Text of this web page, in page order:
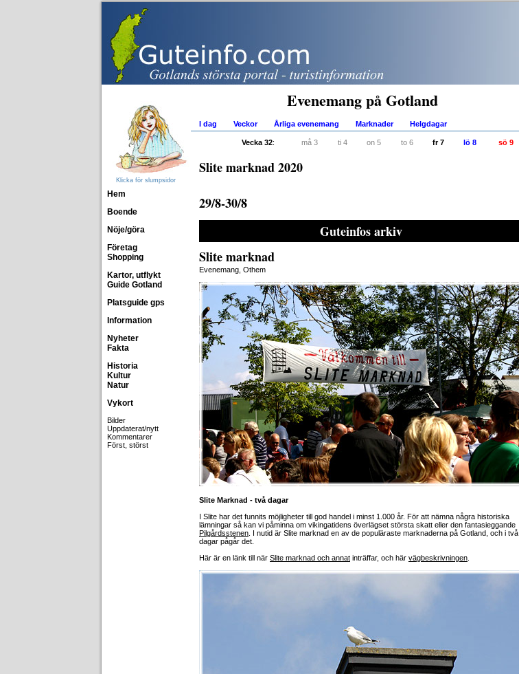
Klicka för slumpsidor
Hem
Boende
Nöje/göra
Företag
Shopping
Kartor, utflykt
Guide Gotland
Platsguide gps
Information
Nyheter
Fakta
Historia
Kultur
Natur
Vykort
Bilder
Uppdaterat/nytt
Kommentarer
Först, störst
Evenemang på Gotland
I dag Veckor Årliga evenemang Marknader Helgdagar
Vecka 32: må 3 ti 4 on 5 to 6 fr 7 lö 8 sö 9
Slite marknad 2020
29/8-30/8
Guteinfos arkiv
Slite marknad
Evenemang, Othem
Slite Marknad - två dagar
I Slite har det funnits möjligheter till god handel i minst 1.000 år. För att nämna några historiska
lämningar så kan vi påminna om vikingatidens överlägset största skatt eller den fantasieggande
Pilgårdsstenen . I nutid är Slite marknad en av de populäraste marknaderna på Gotland, och i två
dagar pågår det.
Här är en länk till när Slite marknad och annat inträffar, och här vägbeskrivningen